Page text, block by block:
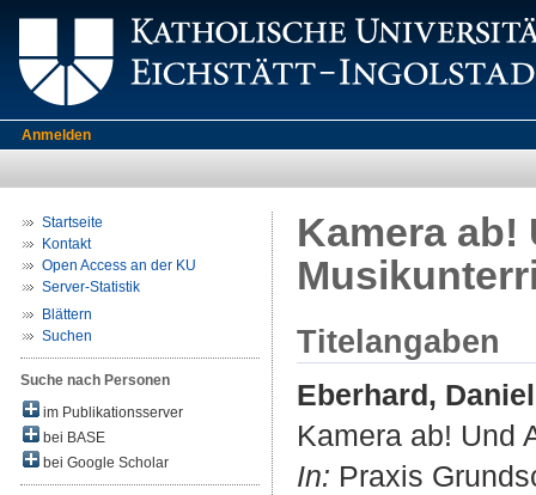
Anmelden
Startseite
Kontakt
Open Access an der KU
Server-Statistik
Blättern
Suchen
Suche nach Personen
im Publikationsserver
bei BASE
bei Google Scholar
Kamera
Titelangaben
Eberhard,
Kamera ab! Und
In: Praxis